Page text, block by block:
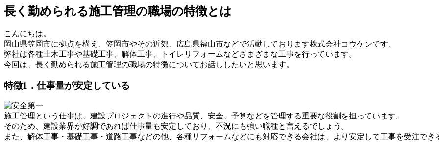
長く勤められる施工管理の職場の特徴とは
こんにちは。
岡山県笠岡市に拠点を構え、笠岡市やその近郊、広島県福山市などで活動しております株式会社コウケンです。
弊社は各種土木工事や基礎工事、解体工事、トイレリフォームなどさまざまな工事を行っています。
今回は、長く勤められる施工管理の職場の特徴についてお話ししたいと思います。
特徴1．仕事量が安定している
施工管理という仕事は、建設プロジェクトの進行や品質、安全、予算などを管理する重要な役割を担っています。
そのため、建設業界が好調であれば仕事量も安定しており、不況にも強い職種と言えるでしょう。
また、解体工事・基礎工事・道路工事などの他、各種リフォームなどにも対応できる会社は、より安定して工事を受注でき